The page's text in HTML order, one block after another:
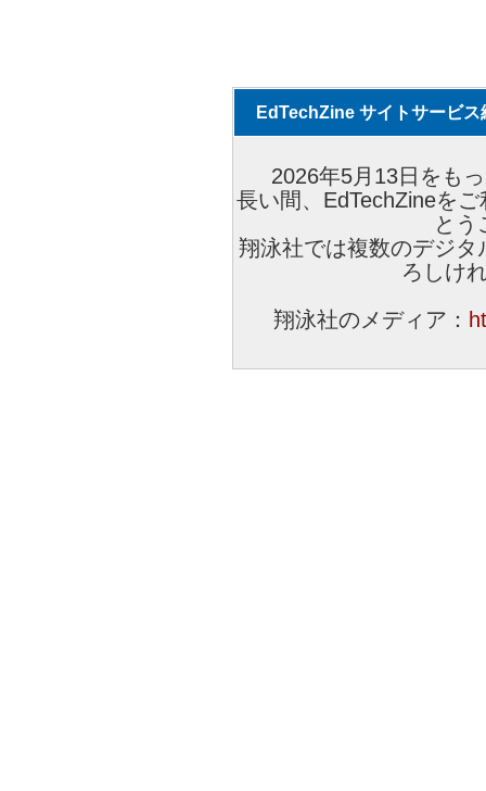
EdTechZine サイトサービス
2026年5月13日をも
長い間、EdTechZineを
とう
翔泳社では複数のデジ
ろしけ
翔泳社のメディア：